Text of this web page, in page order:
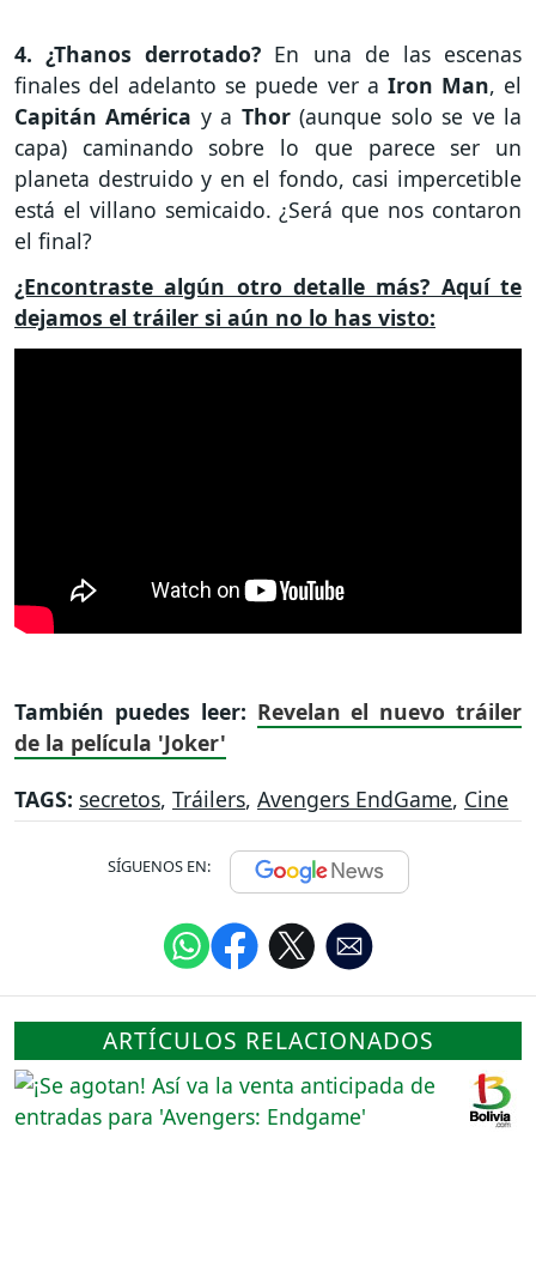
4. ¿Thanos derrotado? En una de las escenas
finales del adelanto se puede ver a Iron Man, el
Capitán América y a Thor(aunque solo se ve la
capa) caminando sobre lo que parece ser un
planeta destruido y en el fondo, casi impercetible
está el villano semicaido. ¿Será que nos contaron
el final?
¿Encontraste algún otro detalle más? Aquí te
dejamos el tráiler si aún no lo has visto:
También puedes leer: Revelan el nuevo tráiler
de la película 'Joker'
TAGS: secretos, Tráilers, Avengers EndGame, Cine
SÍGUENOS EN:
ARTÍCULOS RELACIONADOS